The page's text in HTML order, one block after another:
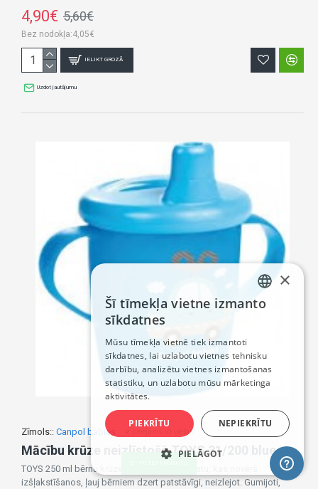
4,90€ 5,60€
Bez nodokļa:4,05€
IELIKT GROZĀ
Uzdot jautājumu
Zīmols:: Canpol babies ✔ pieejams uz vietas
Mācību krūze neizlīstošā TOYS 31/200 blue
TOYS 250 ml bērnu krūze ar izturīgu pretvārstu, kas novērš
izšļakstīšanos, ļauj bērniem dzert patstāvīgi, neizlejot. Gumijoti,
LATVIAN
ENGLISH
×
Šī tīmekļa vietne izmanto
sīkdatnes
Mūsu tīmekļa vietnē tiek izmantoti
sīkdatnes, lai uzlabotu vietnes tehnisku
darbību, analizētu vietnes izmantošanas
statistiku, un uzlabotu mūsu mārketinga
aktivitātes.
PIEKRĪTU NEPIEKRĪTU
PIELĀGOT